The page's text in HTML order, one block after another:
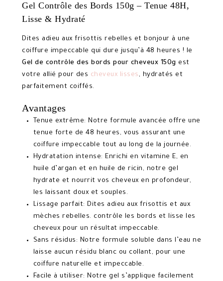
Gel Contrôle des Bords 150g – Tenue 48H,
Lisse & Hydraté
Dites adieu aux frisottis rebelles et bonjour à une
coiffure impeccable qui dure jusqu’à 48 heures ! le
Gel de contrôle des bords pour cheveux 150g est
votre allié pour des cheveux lisses, hydratés et
parfaitement coiffés.
Avantages
Tenue extrême: Notre formule avancée offre une
tenue forte de 48 heures, vous assurant une
coiffure impeccable tout au long de la journée.
Hydratation intense: Enrichi en vitamine E, en
huile d’argan et en huile de ricin, notre gel
hydrate et nourrit vos cheveux en profondeur,
les laissant doux et souples.
Lissage parfait: Dites adieu aux frisottis et aux
mèches rebelles. contrôle les bords et lisse les
cheveux pour un résultat impeccable.
Sans résidus: Notre formule soluble dans l’eau ne
laisse aucun résidu blanc ou collant, pour une
coiffure naturelle et impeccable.
Facile à utiliser: Notre gel s’applique facilement